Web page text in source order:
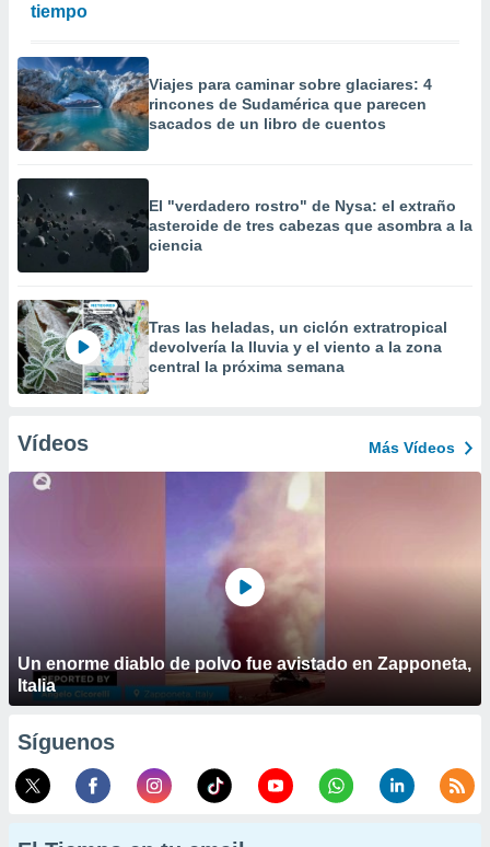
tiempo
Viajes para caminar sobre glaciares: 4
rincones de Sudamérica que parecen
sacados de un libro de cuentos
El "verdadero rostro" de Nysa: el extraño
asteroide de tres cabezas que asombra a la
ciencia
Tras las heladas, un ciclón extratropical
devolvería la lluvia y el viento a la zona
central la próxima semana
Vídeos Más Vídeos
Un enorme diablo de polvo fue avistado en Zapponeta,
Italia
Síguenos